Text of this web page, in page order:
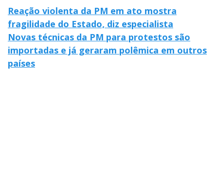
Reação violenta da PM em ato mostra
fragilidade do Estado, diz especialista
Novas técnicas da PM para protestos são
importadas e já geraram polêmica em outros
países